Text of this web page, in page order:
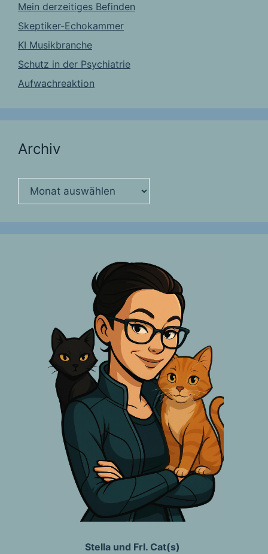
Mein derzeitiges Befinden
Skeptiker-Echokammer
KI Musikbranche
Schutz in der Psychiatrie
Aufwachreaktion
Archiv
Archiv
Stella und Frl. Cat(s)